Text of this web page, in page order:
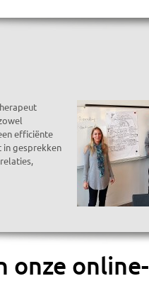
efficiënte
in gesprekken
onze